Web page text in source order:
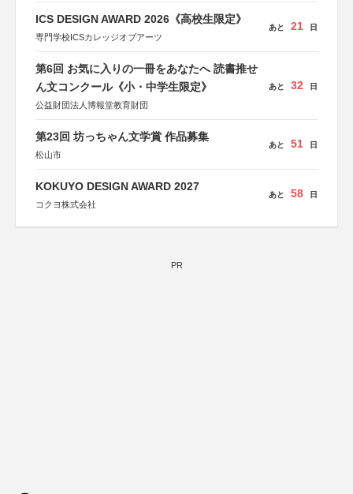
ICS DESIGN AWARD 2026《高校生限定》
専門学校ICSカレッジオブアーツ
あと 21 日
第6回 お気に入りの一冊をあなたへ 読書推せ
ん文コンクール《小・中学生限定》
公益財団法人博報堂教育財団
あと 32 日
第23回 坊っちゃん文学賞 作品募集
松山市
あと 51 日
KOKUYO DESIGN AWARD 2027
コクヨ株式会社
あと 58 日
PR